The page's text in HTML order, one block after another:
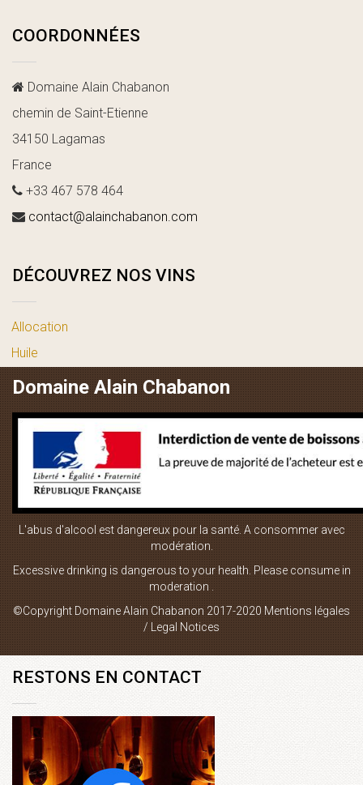
COORDONNÉES
Domaine Alain Chabanon
chemin de Saint-Etienne
34150 Lagamas
France
+33 467 578 464
contact@alainchabanon.com
DÉCOUVREZ NOS VINS
Allocation
Huile
vin blanc
vin rouge
LIENS UTILES
Plan du site
Contact
RESTONS EN CONTACT
Domaine Alain Chabanon
L'abus d'alcool est dangereux pour la santé. A consommer avec
modération.
Excessive drinking is dangerous to your health. Please consume in
moderation .
©Copyright Domaine Alain Chabanon 2017-2020 Mentions légales
/ Legal Notices